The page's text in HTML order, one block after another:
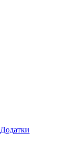
Додатки